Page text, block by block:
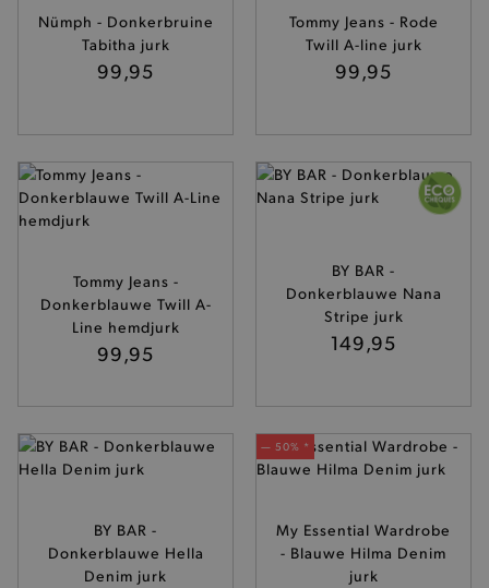
Nümph - Donkerbruine
Tabitha jurk
99,95
Tommy Jeans - Rode
Twill A-line jurk
99,95
Tommy Jeans -
Donkerblauwe Twill A-
Line hemdjurk
99,95
BY BAR -
Donkerblauwe Nana
Stripe jurk
149,95
BY BAR -
Donkerblauwe Hella
Denim jurk
— 50% *
My Essential Wardrobe
- Blauwe Hilma Denim
jurk